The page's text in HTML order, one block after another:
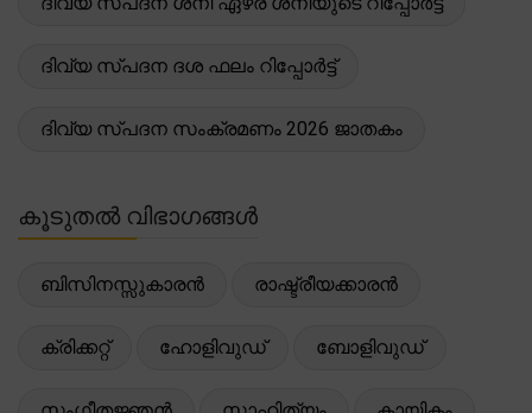
ദിവ്യ സ്പദന ദശ ഫലം റിപ്പോർട്ട്
ദിവ്യ സ്പദന സംക്രമണം 2026 ജാതകം
കൂടുതൽ വിഭാഗങ്ങൾ
ബിസിനസ്സുകാരൻ രാഷ്ട്രീയക്കാരൻ
ക്രിക്കറ്റ് ഹോളിവുഡ് ബോളിവുഡ്